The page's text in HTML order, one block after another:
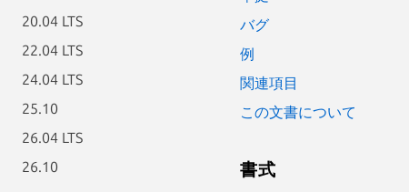
20.04 LTS
22.04 LTS
24.04 LTS
25.10
26.04 LTS
26.10
バグ
例
関連項目
この文書について
書式